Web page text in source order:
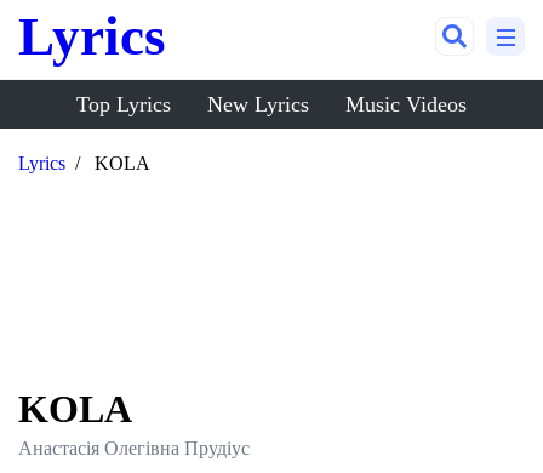
Lyrics
Top Lyrics New Lyrics Music Videos
Lyrics KOLA
KOLA
Анастасія Олегівна Прудіус